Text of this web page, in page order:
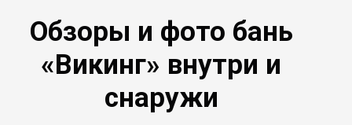
Обзоры и фото бань
«Викинг» внутри и
снаружи